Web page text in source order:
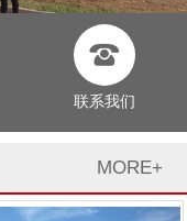
联系我们
MORE+